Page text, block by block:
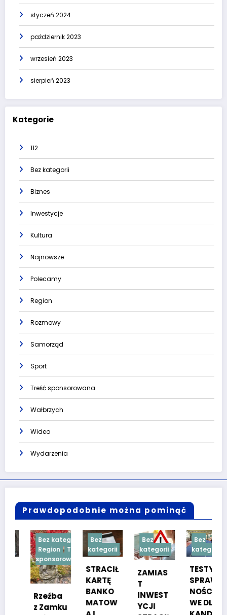
styczeń 2024
październik 2023
wrzesień 2023
sierpień 2023
Kategorie
112
Bez kategorii
Biznes
Inwestycje
Kultura
Najnowsze
Polecamy
Region
Rozmowy
Samorząd
Sport
Treść sponsorowana
Wałbrzych
Wideo
Wydarzenia
Prawdopodobnie można pominąć
Bez kategorii
Region
Treść
sponsorowana
Rzeźba
z Zamku
Bez
kategorii
STRACIŁ
KARTĘ
BANKO
MATOW
Bez
kategorii
ZAMIAS
INWEST
YCJI
Bez
kategorii
TESTY
SPRAW
NOŚCIO
WE DLA